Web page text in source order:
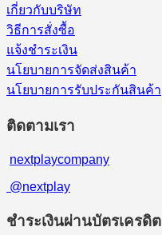
เกี่ยวกับบริษัท
วิธีการสั่งซื้อ
แจ้งชำระเงิน
นโยบายการจัดส่งสินค้า
นโยบายการรับประกันสินค้า
ติดตามเรา
nextplaycompany
@nextplay
ชำระเงินผ่านบัตรเครดิต